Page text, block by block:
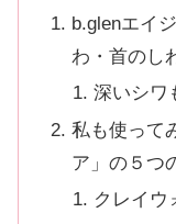
b.glenエイ
わ・首のし
深いシワ
私も使って
ア」の５つ
クレイウ